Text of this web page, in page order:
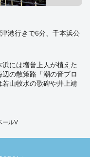
港行きで6分、千本浜公
には増誉上人が植えた
の散策路「潮の音プロ
若山牧水の歌碑や井上靖
ールV